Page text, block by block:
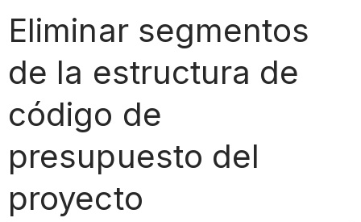
Eliminar segmentos
de la estructura de
código de
presupuesto del
proyecto